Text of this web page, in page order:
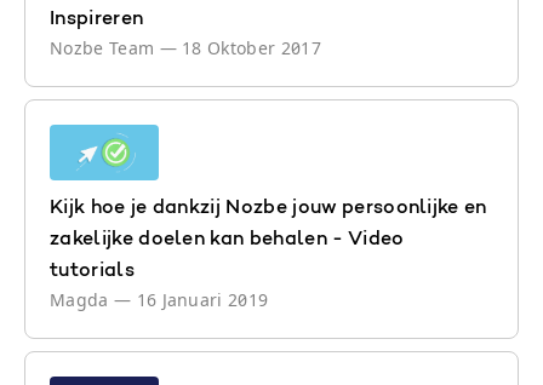
Inspireren
Nozbe Team — 18 Oktober 2017
Kijk hoe je dankzij Nozbe jouw persoonlijke en
zakelijke doelen kan behalen - Video
tutorials
Magda — 16 Januari 2019